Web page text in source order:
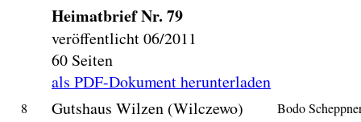
Heimatbrief Nr. 79
veröffentlicht 06/2011
60 Seiten
als PDF-Dokument herunterladen
8 Gutshaus Wilzen (Wilczewo)
Bodo